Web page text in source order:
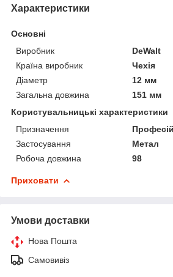
Характеристики
Основні
Виробник
DeWalt
Країна виробник
Чехія
Діаметр
12 мм
Загальна довжина
151 мм
Користувальницькі характеристики
Призначення
Застосування
Метал
Робоча довжина
98
Приховати
Умови доставки
Нова Пошта
Самовивіз